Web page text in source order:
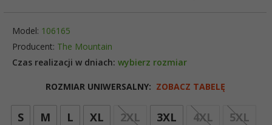
Model: 106165
Czas realizacji w dniach: wybierz rozmiar
Producent: The Mountain
ROZMIAR UNIWERSALNY: ZOBACZ TABELĘ
S M L XL 2XL 3XL 4XL 5XL